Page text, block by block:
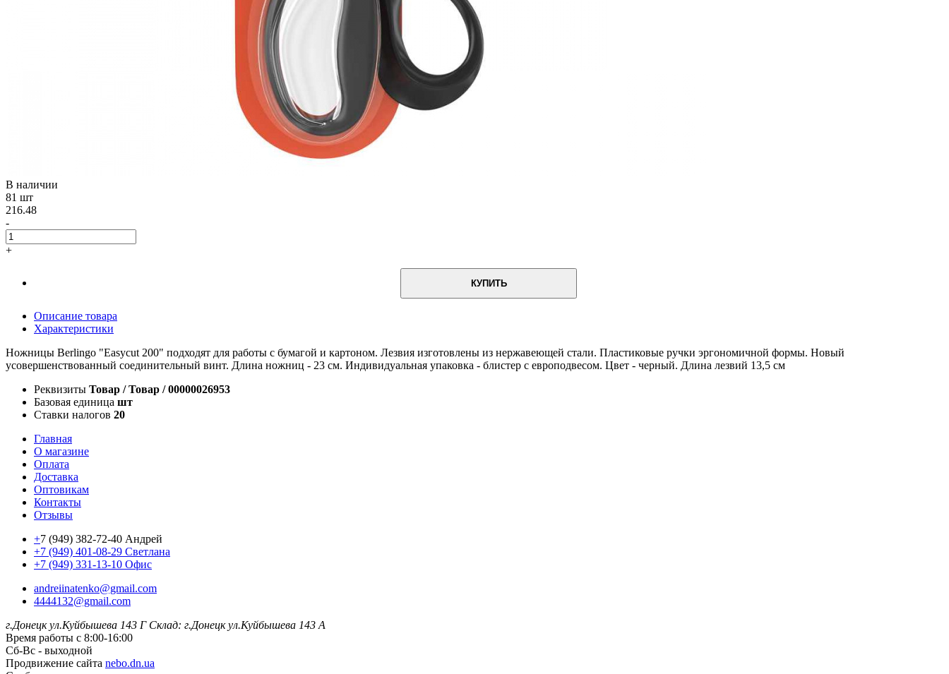
В наличии
81 шт
216.48
-
+
КУПИТЬ
Описание товара
Характеристики
Ножницы Berlingo "Easycut 200" подходят для работы с бумагой и картоном. Лезвия изготовлены из нержавеющей стали. Пластиковые ручки эргономичной формы. Новый
усовершенствованный соединительный винт. Длина ножниц - 23 см. Индивидуальная упаковка - блистер с европодвесом. Цвет - черный. Длина лезвий 13,5 см
Реквизиты Товар / Товар / 00000026953
Базовая единица шт
Ставки налогов 20
Главная
О магазине
Оплата
Доставка
Оптовикам
Контакты
Отзывы
+7 (949) 382-72-40 Андрей
+7 (949) 401-08-29 Светлана
+7 (949) 331-13-10 Офис
andreiinatenko@gmail.com
4444132@gmail.com
г.Донецк ул.Куйбышева 143 Г Склад: г.Донецк ул.Куйбышева 143 А
Время работы с 8:00-16:00
Сб-Вс - выходной
Продвижение сайта nebo.dn.ua